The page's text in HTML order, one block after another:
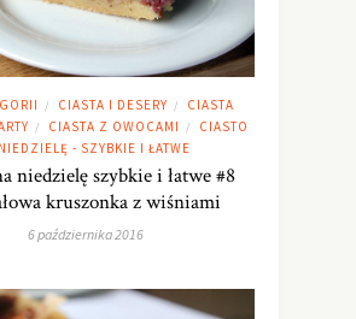
/ CIASTA I DESERY /
CIASTA
/ CIASTA Z OWOCAMI /
CIASTO
- SZYBKIE I ŁATWE
niedzielę szybkie i łatwe #8
kruszonka z wiśniami
6 października 2016